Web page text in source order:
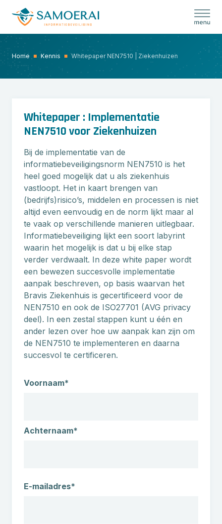
Home Kennis Whitepaper NEN7510 | Ziekenhuizen
Whitepaper : Implementatie
NEN7510 voor Ziekenhuizen
Bij de implementatie van de
informatiebeveiligingsnorm NEN7510 is het
heel goed mogelijk dat u als ziekenhuis
vastloopt. Het in kaart brengen van
(bedrijfs)risico’s, middelen en processen is niet
altijd even eenvoudig en de norm lijkt maar al
te vaak op verschillende manieren uitlegbaar.
Informatiebeveiliging lijkt een soort labyrint
waarin het mogelijk is dat u bij elke stap
verder verdwaalt. In deze white paper wordt
een bewezen succesvolle implementatie
aanpak beschreven, op basis waarvan het
Bravis Ziekenhuis is gecertificeerd voor de
NEN7510 en ook de ISO27701 (AVG privacy
deel). In een zestal stappen kunt u één en
ander lezen over hoe uw aanpak kan zijn om
de NEN7510 te implementeren en daarna
succesvol te certificeren.
N
Voornaam*
Achternaam*
E-mailadres*